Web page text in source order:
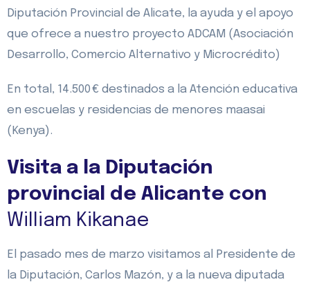
Diputación Provincial de Alicate, la ayuda y el apoyo
que ofrece a nuestro proyecto ADCAM (Asociación
Desarrollo, Comercio Alternativo y Microcrédito)
En total, 14.500 € destinados a la Atención educativa
en escuelas y residencias de menores maasai
(Kenya).
Visita a la Diputación
provincial de Alicante con
William Kikanae
El pasado mes de marzo visitamos al Presidente de
la Diputación, Carlos Mazón, y a la nueva diputada